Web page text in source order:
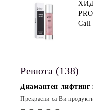
Call
Ревюта (138)
Диамантен лифтинг
Прекрасни са Ви